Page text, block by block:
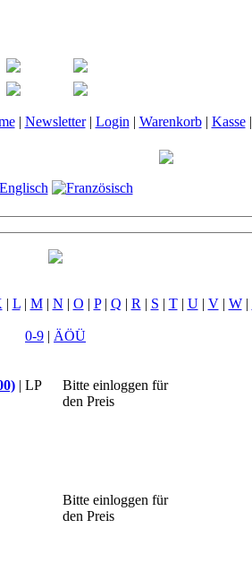
| Newsletter| Login | Warenkorb| Kasse|
| L| M| N | O | P| Q | R | S | T| U| V| W|
0-9 | ÄÖÜ
| LP
Bitte einloggen für
den Preis
Bitte einloggen für
den Preis